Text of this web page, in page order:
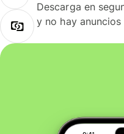
Descarga en
y no hay anuncios